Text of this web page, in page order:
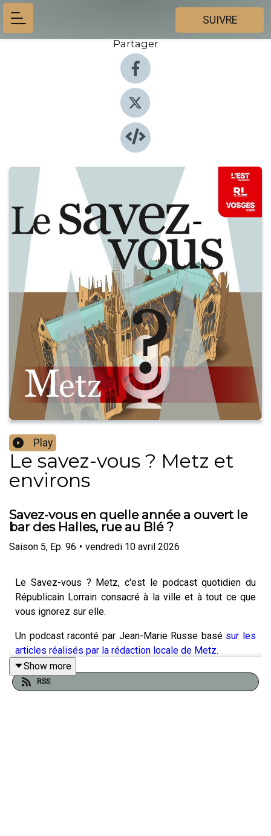
SUIVRE
Partager
Play
Le savez-vous ? Metz et
environs
Savez-vous en quelle année a ouvert le
bar des Halles, rue au Blé ?
Saison 5, Ep. 96 • vendredi 10 avril 2026
Le Savez-vous ? Metz, c'est le podcast quotidien du
Républicain Lorrain consacré à la ville et à tout ce que
vous ignorez sur elle.
Un podcast raconté par Jean-Marie Russe basé sur les
articles réalisés par la rédaction locale de Metz.
Show more
RSS